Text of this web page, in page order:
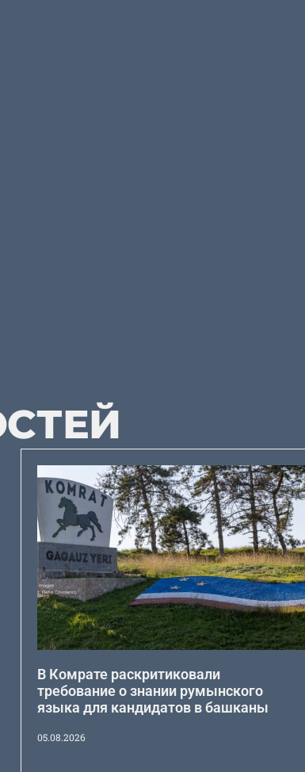
В Комрате раскритиковали
требование о знании румынского
языка для кандидатов в башканы
05.08.2026